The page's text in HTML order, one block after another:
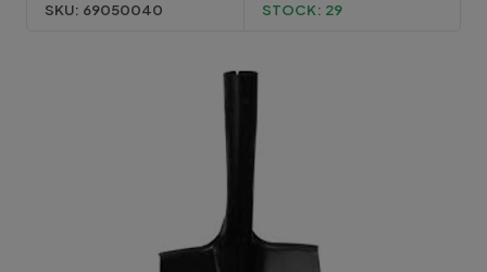
SKU: 69050040 STOCK: 29